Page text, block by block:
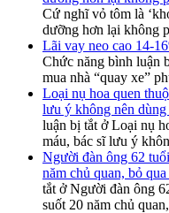
Cứ nghĩ vỏ tôm là
dưỡng hơn lại không
Lãi vay neo cao 14-
Chức năng bình luận
mua nhà “quay xe”
Loại nụ hoa quen
lưu ý không nên dùng
luận bị tắt ở Loại nụ
máu, bác sĩ lưu ý
Người đàn ông 62
năm chủ quan, bỏ
tắt ở Người đàn ông
suốt 20 năm chủ